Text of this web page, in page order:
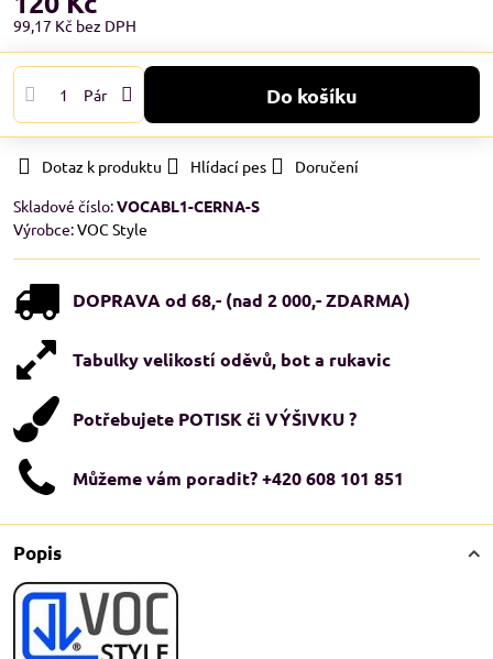
99,17 Kč bez DPH
Pár Do košíku
Dotaz k produktu Hlídací pes
Doručení
Skladové číslo:VOCABL1-CERNA-S
Výrobce:VOC Style
DOPRAVA od 68,- (nad 2 000,- ZDARMA)
Tabulky velikostí oděvů, bot a rukavic
Potřebujete POTISK či VÝŠIVKU ?
Můžeme vám poradit? +420 608 101 851
Popis